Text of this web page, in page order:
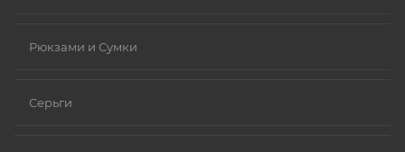
Рюкзами и Сумки
Серьги